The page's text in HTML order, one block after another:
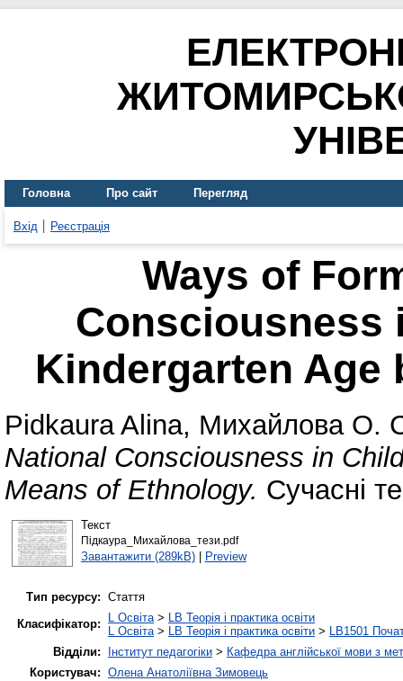
Головна Про сайт Перегляд
Вхід Реєстрація
Ways of
Consciousness
Kindergarten Age
Pidkaura Alina, Михайлова О.
National Consciousness in
Means of Ethnology. Сучасні
Текст
Підкаура_Михайлова_тези.pdf
Завантажити (289kB)| Preview
Тип ресурсу: Стаття
Класифікатор:
L Освіта> LB Теорія і практика освіти
L Освіта> LB Теорія і практика освіти > LB1501
Відділи:
Інститут педагогіки > Кафедра англійської мови з
Користувач: Олена Анатоліївна Зимовець